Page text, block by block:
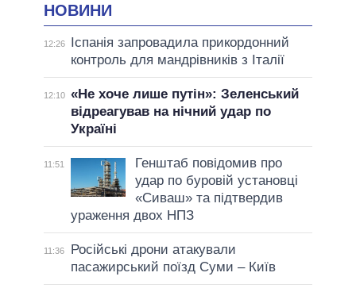
НОВИНИ
12:26
Іспанія запровадила прикордонний
контроль для мандрівників з Італії
12:10 «Не хоче лише путін»: Зеленський
відреагував на нічний удар по
Україні
11:51
Генштаб повідомив про
удар по буровій установці
«Сиваш» та підтвердив
ураження двох НПЗ
11:36
Російські дрони атакували
пасажирський поїзд Суми – Київ